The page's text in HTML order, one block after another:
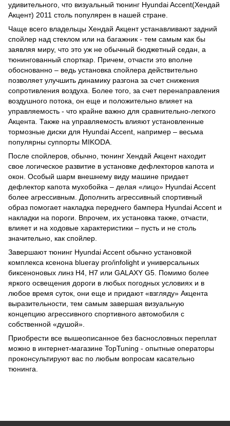
удивительного, что визуальный тюнинг Hyundai Accent(Хендай
Акцент) 2011 столь популярен в нашей стране.
Чаще всего владельцы Хендай Акцент устанавливают задний
спойлер над стеклом или на багажник - тем самым как бы
заявляя миру, что это уж не обычный бюджетный седан, а
тюнингованный спорткар. Причем, отчасти это вполне
обоснованно – ведь установка спойлера действительно
позволяет улучшить динамику разгона за счет снижения
сопротивления воздуха. Более того, за счет перенаправления
воздушного потока, он еще и положительно влияет на
управляемость - что крайне важно для сравнительно-легкого
Акцента. Также на управляемость влияют установленные
тормозные диски для Hyundai Accent, например – весьма
популярны суппорты MIKODA.
После спойлеров, обычно, тюнинг Хендай Акцент находит
свое логическое развитие в установке дефлекторов капота и
окон. Особый шарм внешнему виду машине придает
дефлектор капота мухобойка – делая «лицо» Hyundai Accent
более агрессивным. Дополнить агрессивный спортивный
образ помогает накладка переднего бампера Hyundai Accent и
накладки на пороги. Впрочем, их установка также, отчасти,
влияет и на ходовые характеристики – пусть и не столь
значительно, как спойлер.
Завершают тюнинг Hyundai Accent обычно установкой
комплекса ксенона blueray pro/infolight и универсальных
биксеноновых линз H4, H7 или GALAXY G5. Помимо более
яркого освещения дороги в любых погодных условиях и в
любое время суток, они еще и придают «взгляду» Акцента
выразительности, тем самым завершая визуальную
концепцию агрессивного спортивного автомобиля с
собственной «душой».
Приобрести все вышеописанное без баснословных переплат
можно в интернет-магазине TopTuning - опытные операторы
проконсультируют вас по любым вопросам касательно
тюнинга.